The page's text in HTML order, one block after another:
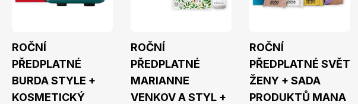
ROČNÍ
PŘEDPLATNÉ
BURDA STYLE +
KOSMETICKÝ
ROČNÍ
PŘEDPLATNÉ
MARIANNE
VENKOV A STYL +
ROČNÍ
PŘEDPLATNÉ SVĚT
ŽENY + SADA
PRODUKTŮ MANA